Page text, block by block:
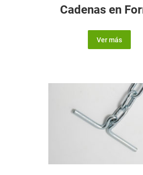
Cadenas en
Ver más